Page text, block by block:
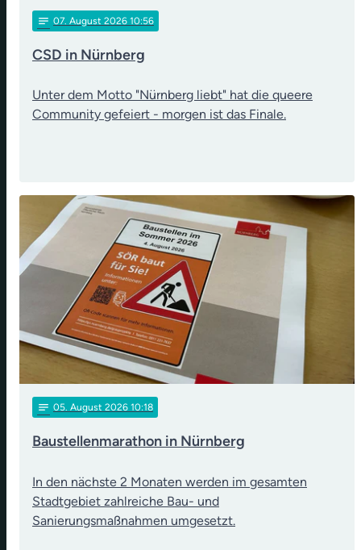
notes 07. August 2026 10:56
CSD in Nürnberg
Unter dem Motto "Nürnberg liebt" hat die queere
Community gefeiert - morgen ist das Finale.
notes 05. August 2026 10:18
Baustellenmarathon in Nürnberg
In den nächste 2 Monaten werden im gesamten
Stadtgebiet zahlreiche Bau- und
Sanierungsmaßnahmen umgesetzt.